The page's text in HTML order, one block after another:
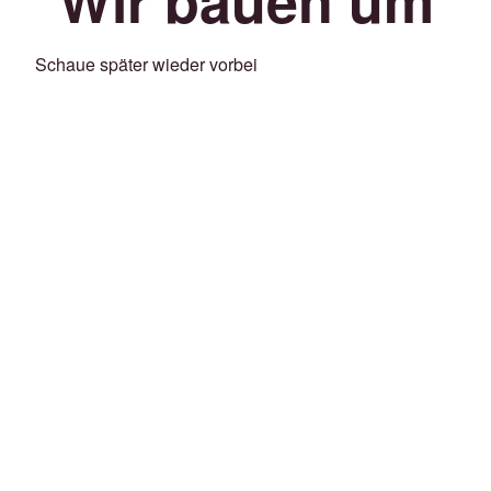
Schaue später wieder vorbei